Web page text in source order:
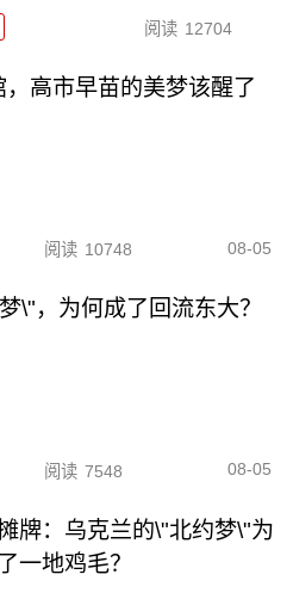
阅读 12704
高市早苗的美梦该醒了
阅读 10748 08-05
\"，为何成了回流东大？
阅读 7548 08-05
牌：乌克兰的\"北约梦\"为
一地鸡毛？